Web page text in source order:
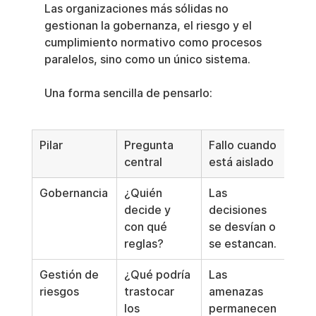
Las organizaciones más sólidas no
gestionan la gobernanza, el riesgo y el
cumplimiento normativo como procesos
paralelos, sino como un único sistema.
Una forma sencilla de pensarlo:
Pilar
Pregunta
central
Fallo cuando
está aislado
Gobernancia
¿Quién
decide y
con qué
reglas?
Las
decisiones
se desvían o
se estancan.
Gestión de
riesgos
¿Qué podría
trastocar
los
Las
amenazas
permanecen